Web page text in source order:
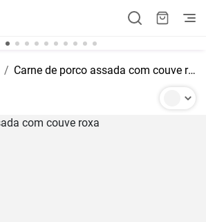
Carne de porco assada com couve roxa